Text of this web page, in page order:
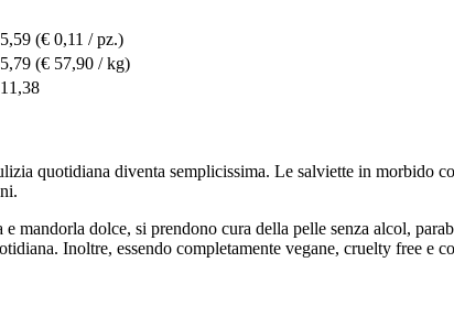
(€ 0,11 / pz.)
(€ 57,90 / kg)
quotidiana diventa semplicissima. Le salviette in morbido
dolce, si prendono cura della pelle senza alcol,
Inoltre, essendo completamente vegane, cruelty free e